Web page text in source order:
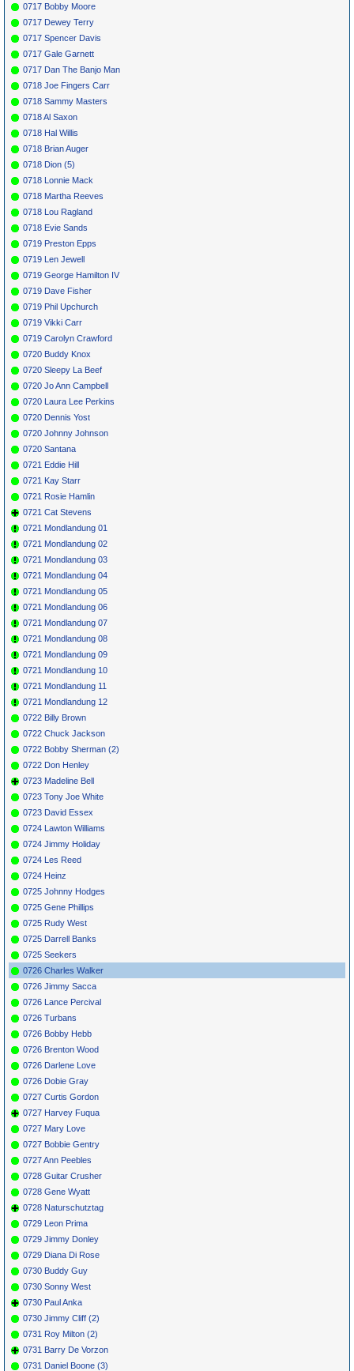
0717 Bobby Moore
0717 Dewey Terry
0717 Spencer Davis
0717 Gale Garnett
0717 Dan The Banjo Man
0718 Joe Fingers Carr
0718 Sammy Masters
0718 Al Saxon
0718 Hal Willis
0718 Brian Auger
0718 Dion (5)
0718 Lonnie Mack
0718 Martha Reeves
0718 Lou Ragland
0718 Evie Sands
0719 Preston Epps
0719 Len Jewell
0719 George Hamilton IV
0719 Dave Fisher
0719 Phil Upchurch
0719 Vikki Carr
0719 Carolyn Crawford
0720 Buddy Knox
0720 Sleepy La Beef
0720 Jo Ann Campbell
0720 Laura Lee Perkins
0720 Dennis Yost
0720 Johnny Johnson
0720 Santana
0721 Eddie Hill
0721 Kay Starr
0721 Rosie Hamlin
0721 Cat Stevens
0721 Mondlandung 01
0721 Mondlandung 02
0721 Mondlandung 03
0721 Mondlandung 04
0721 Mondlandung 05
0721 Mondlandung 06
0721 Mondlandung 07
0721 Mondlandung 08
0721 Mondlandung 09
0721 Mondlandung 10
0721 Mondlandung 11
0721 Mondlandung 12
0722 Billy Brown
0722 Chuck Jackson
0722 Bobby Sherman (2)
0722 Don Henley
0723 Madeline Bell
0723 Tony Joe White
0723 David Essex
0724 Lawton Williams
0724 Jimmy Holiday
0724 Les Reed
0724 Heinz
0725 Johnny Hodges
0725 Gene Phillips
0725 Rudy West
0725 Darrell Banks
0725 Seekers
0726 Charles Walker
0726 Jimmy Sacca
0726 Lance Percival
0726 Turbans
0726 Bobby Hebb
0726 Brenton Wood
0726 Darlene Love
0726 Dobie Gray
0727 Curtis Gordon
0727 Harvey Fuqua
0727 Mary Love
0727 Bobbie Gentry
0727 Ann Peebles
0728 Guitar Crusher
0728 Gene Wyatt
0728 Naturschutztag
0729 Leon Prima
0729 Jimmy Donley
0729 Diana Di Rose
0730 Buddy Guy
0730 Sonny West
0730 Paul Anka
0730 Jimmy Cliff (2)
0731 Roy Milton (2)
0731 Barry De Vorzon
0731 Daniel Boone (3)